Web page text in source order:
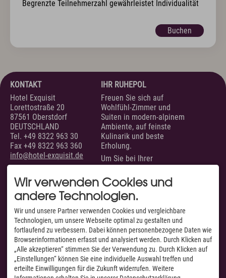
Newsletter & Downloads
Hotelgutschein
Exquisit Produkte
Oberstdorf im Allgäu
Sommer Aktiv
Winter Aktiv
Sehenswertes
Oberstdorf in Bewegtbildern
Webcams & Wetterbericht
Newsletter & Downloads Wissenswertes & AGB
Jobs & Karriere
Presse
Anreise
English
Kontakt E-Mail Tel.: 08322 963 30
Begrenzte Teilnehmerzahl gewährleistet Individualität
Buchen
KONTAKT
Hotel Exquisit
Lorettostraße 20
87561 Oberstdorf
DEUTSCHLAND
Tel. +49 8322 963 30
Fax +49 8322 963 360
info@hotel-exquisit.de
IHR RUHEPOL
Freuen Sie sich auf
Wohlfühl-Zimmer und
Suiten in modern-alpinem
Ambiente, auf feinste
Kulinarik und beste
Erholung.
Um Sie bei Ihrer
Urlaubsplanung zu
unterstützen, sind wir
täglich von 07.00 bis 22.00
Uhr für Sie erreichbar.
SERVICE
Unsere Zimmer &
Suiten
Suchen & Buchen
Anfragen
Anfahrt & Routenplaner
Webcams & Livecams
AUSGEZEICHNET VON
Facebook
Wir verwenden Cookies und
andere Technologien.
Wir und unsere Partner verwenden Cookies und vergleichbare
Technologien, um unsere Webseite optimal zu gestalten und
fortlaufend zu verbessern. Dabei können personenbezogene Daten wie
Browserinformationen erfasst und analysiert werden. Durch Klicken auf
„Alle akzeptieren“ stimmen Sie der Verwendung zu. Durch Klicken auf
„Einstellungen“ können Sie eine individuelle Auswahl treffen und
erteilte Einwilligungen für die Zukunft widerrufen. Weitere